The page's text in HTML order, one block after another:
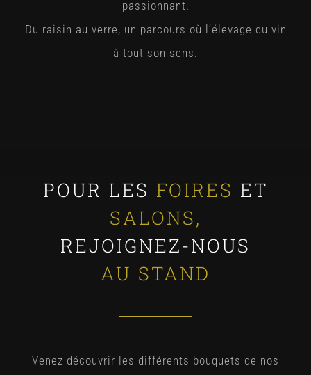
passionnant.
Du raisin au verre, un parcours où l’élevage du vin
à tout son sens.
POUR LES FOIRES ET
SALONS,
REJOIGNEZ-NOUS
AU STAND
Venez découvrir les différents bouquets de nos